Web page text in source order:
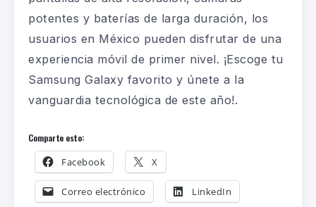
potentes y baterías de larga duración, los
usuarios en México pueden disfrutar de una
experiencia móvil de primer nivel. ¡Escoge tu
Samsung Galaxy favorito y únete a la
vanguardia tecnológica de este año!.
Comparte esto:
Facebook X
Correo electrónico LinkedIn